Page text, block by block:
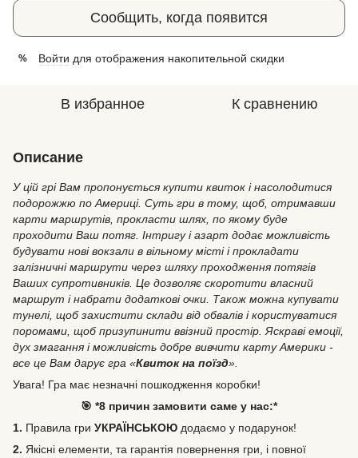
Сообщить, когда появится
% Войти для отображения накопительной скидки
В избранное К сравнению
Описание
У цій грі Вам пропонується купити квиток і насолодитися
подорожжю по Америці. Суть гри в тому, щоб, отримавши
карти маршрутів, прокласти шлях, по якому буде
проходити Ваш потяг. Інтригу і азарт додає можливість
будувати нові вокзали в вільному місті і прокладати
залізничні маршрути через шляху проходження потягів
Ваших супротивників. Це дозволяє скоротити власний
маршрут і набрати додаткові очки. Також можна купувати
тунелі, щоб захистити склади від обвалів і користуватися
поромами, щоб призупинити ввізний простір. Яскраві емоції,
дух змагання і можливість добре вивчити карту Америки -
все це Вам дарує гра «Квиток на поїзд».
Увага! Гра має незначні пошкодження коробки!
🎯 *8 причин замовити саме у нас:*
1. Правила гри УКРАЇНСЬКОЮ додаємо у подарунок!
2. Якісні елементи, та гарантія повернення гри, і повної